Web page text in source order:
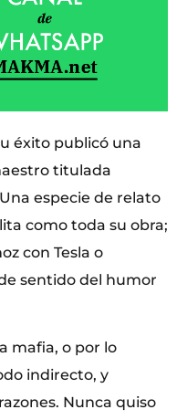
éxito publicó una
titulada
especie de relato
como toda su obra;
con Tesla o
sentido del humor
mafia, o por lo
indirecto, y
Nunca quiso